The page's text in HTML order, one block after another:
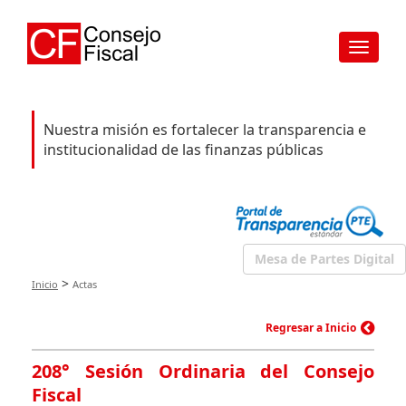
Toggle
Nuestra misión es fortalecer la transparencia e
institucionalidad de las finanzas públicas
Mesa de Partes Digital
Inicio > Actas
Regresar a Inicio
208° Sesión Ordinaria del Consejo
Fiscal